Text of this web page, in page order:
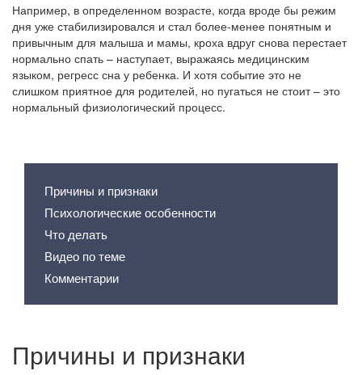
Например, в определенном возрасте, когда вроде бы режим
дня уже стабилизировался и стал более-менее понятным и
привычным для малыша и мамы, кроха вдруг снова перестает
нормально спать – наступает, выражаясь медицинским
языком, регресс сна у ребенка. И хотя событие это не
слишком приятное для родителей, но пугаться не стоит – это
нормальный физиологический процесс.
Причины и признаки
Психологические особенности
Что делать
Видео по теме
Комментарии
Причины и признаки